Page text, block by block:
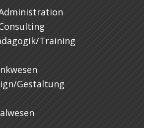
Training
Gestaltung